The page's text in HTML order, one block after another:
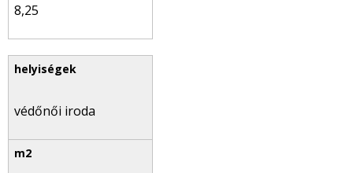
8,25
védőnői iroda